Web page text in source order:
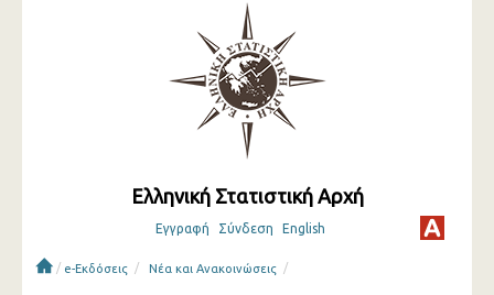
Ελληνική Στατιστική Αρχή
Εγγραφή Σύνδεση English
/ e-Εκδόσεις / Νέα και Ανακοινώσεις /